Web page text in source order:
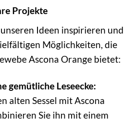
Projekte
unseren Ideen inspirieren und
Möglichkeiten, die
Ascona Orange bietet:
gemütliche Leseecke:
alten Sessel mit Ascona
Sie ihn mit einem